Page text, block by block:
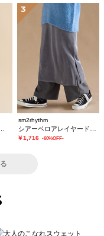
3
sm2rhythm
￥1,716 -60%OFF-